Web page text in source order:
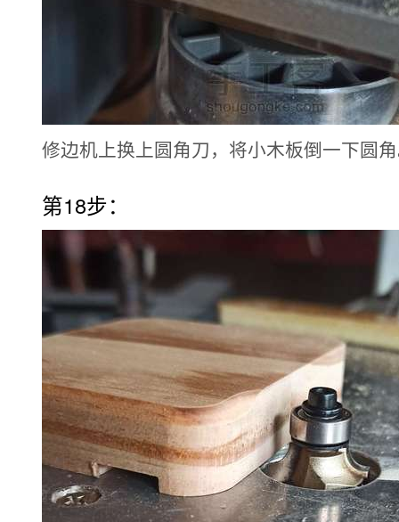
修边机上换上圆角刀，将小木板倒一下圆
第18步：